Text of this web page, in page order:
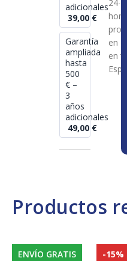
Productos
ENVÍO GRATIS -15%
adicionales
39,00 €
Garantía
ampliada
hasta
500
€ –
3
años
adicionales
49,00 €
24-72
en
en